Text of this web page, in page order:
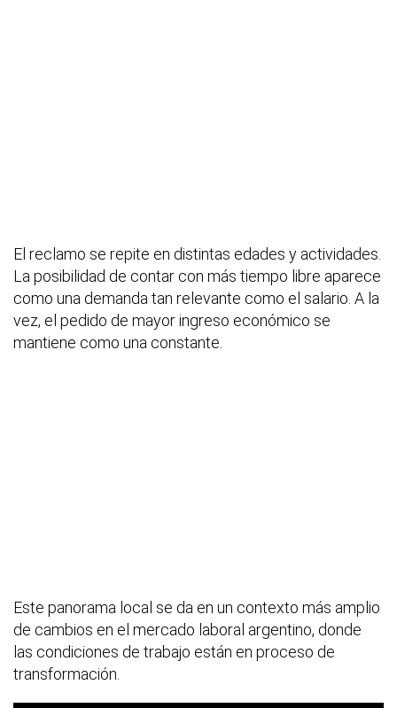
El reclamo se repite en distintas edades y actividades.
La posibilidad de contar con más tiempo libre aparece
como una demanda tan relevante como el salario. A la
vez, el pedido de mayor ingreso económico se
mantiene como una constante.
Este panorama local se da en un contexto más amplio
de cambios en el mercado laboral argentino, donde
las condiciones de trabajo están en proceso de
transformación.